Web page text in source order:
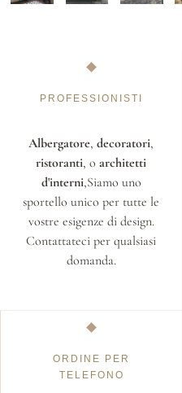
PROFESSIONISTI
Albergatore, decoratori,
ristoranti, o architetti
d'interni,Siamo uno
sportello unico per tutte le
vostre esigenze di design.
Contattateci per qualsiasi
domanda.
ORDINE PER
TELEFONO